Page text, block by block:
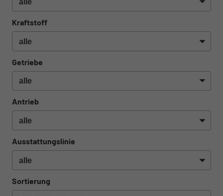
Kraftstoff
Getriebe
Antrieb
Ausstattungslinie
Sortierung